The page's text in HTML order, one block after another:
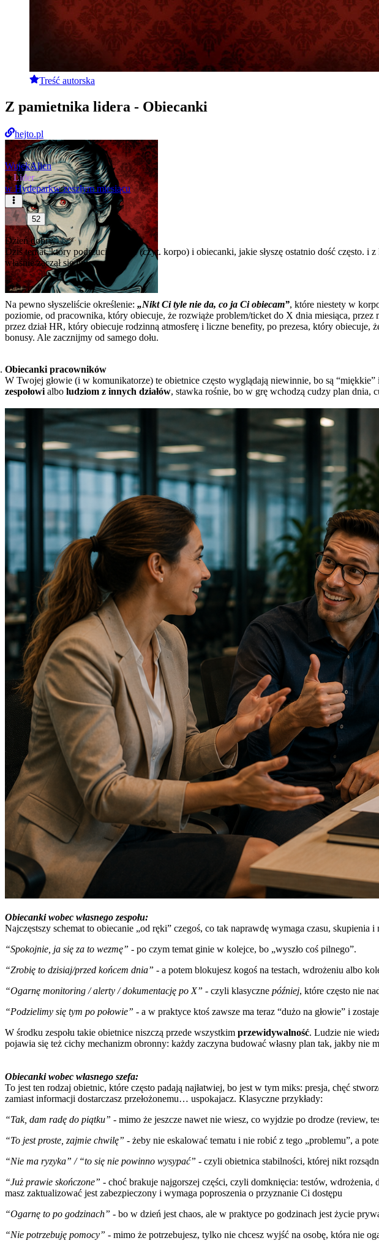
Treść autorska
Z pamietnika lidera - Obiecanki
hejto.pl
WujekAlien
★Lider
w Hydeparkw zeszłym miesiącu
52
Dzień dobry,
Dziś temat, który podrzuciło życie (czyt. korpo) i obiecanki, jakie słyszę ostatnio dość
właśnie zaczął się lipiec.
Na pewno słyszeliście określenie: „Nikt Ci tyle nie da, co ja Ci obiecam”, które niestety w
poziomie, od pracownika, który obiecuje, że rozwiąże problem/ticket do X dnia miesiąca,
przez dział HR, który obiecuje rodzinną atmosferę i liczne benefity, po prezesa, który
bonusy. Ale zacznijmy od samego dołu.
Obiecanki pracowników
W Twojej głowie (i w komunikatorze) te obietnice często wyglądają niewinnie, bo są
zespołowi albo ludziom z innych działów, stawka rośnie, bo w grę wchodzą cudzy plan dnia,
Obiecanki wobec własnego zespołu:
Najczęstszy schemat to obiecanie „od ręki” czegoś, co tak naprawdę wymaga czasu, skupienia
“Spokojnie, ja się za to wezmę” - po czym temat ginie w kolejce, bo „wyszło coś pilnego”.
“Zrobię to dzisiaj/przed końcem dnia” - a potem blokujesz kogoś na testach, wdrożeniu albo
“Ogarnę monitoring / alerty / dokumentację po X” - czyli klasyczne później, które często nie
“Podzielimy się tym po połowie” - a w praktyce ktoś zawsze ma teraz “dużo na głowie” i
W środku zespołu takie obietnice niszczą przede wszystkim przewidywalność. Ludzie nie
pojawia się też cichy mechanizm obronny: każdy zaczyna budować własny plan tak, jakby nie
Obiecanki wobec własnego szefa:
To jest ten rodzaj obietnic, które często padają najłatwiej, bo jest w tym miks: presja, chęć
zamiast informacji dostarczasz przełożonemu… uspokajacz. Klasyczne przykłady:
“Tak, dam radę do piątku” - mimo że jeszcze nawet nie wiesz, co wyjdzie po drodze (review,
“To jest proste, zajmie chwilę” - żeby nie eskalować tematu i nie robić z tego „problemu”, a
“Nie ma ryzyka” / “to się nie powinno wysypać” - czyli obietnica stabilności, której nikt
“Już prawie skończone” - choć brakuje najgorszej części, czyli domknięcia: testów,
masz zaktualizować jest zabezpieczony i wymaga poproszenia o przyznanie Ci dostępu
“Ogarnę to po godzinach” - bo w dzień jest chaos, ale w praktyce po godzinach jest życie
“Nie potrzebuję pomocy” - mimo że potrzebujesz, tylko nie chcesz wyjść na osobę, która nie